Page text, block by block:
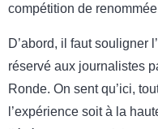
compétition de
D’abord, il faut souligner
réservé aux journalistes
Ronde. On sent qu’ici,
l’expérience soit à la